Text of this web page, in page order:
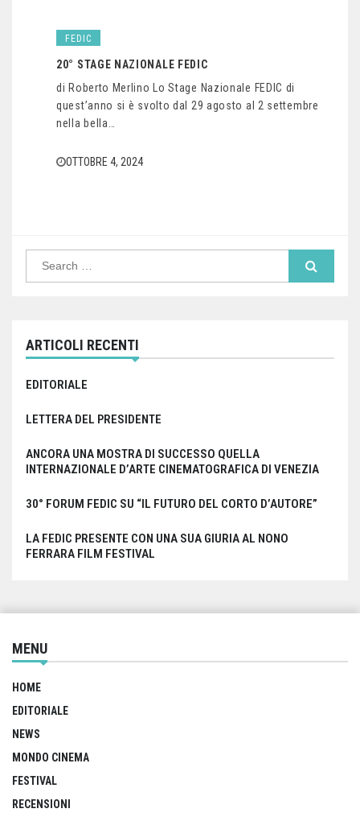
FEDIC
20° STAGE NAZIONALE FEDIC
di Roberto Merlino Lo Stage Nazionale FEDIC di
quest’anno si è svolto dal 29 agosto al 2 settembre
nella bella…
OTTOBRE 4, 2024
ARTICOLI RECENTI
EDITORIALE
LETTERA DEL PRESIDENTE
ANCORA UNA MOSTRA DI SUCCESSO QUELLA
INTERNAZIONALE D’ARTE CINEMATOGRAFICA DI VENEZIA
30° FORUM FEDIC SU “IL FUTURO DEL CORTO D’AUTORE”
LA FEDIC PRESENTE CON UNA SUA GIURIA AL NONO
FERRARA FILM FESTIVAL
MENU
HOME
EDITORIALE
NEWS
MONDO CINEMA
FESTIVAL
RECENSIONI